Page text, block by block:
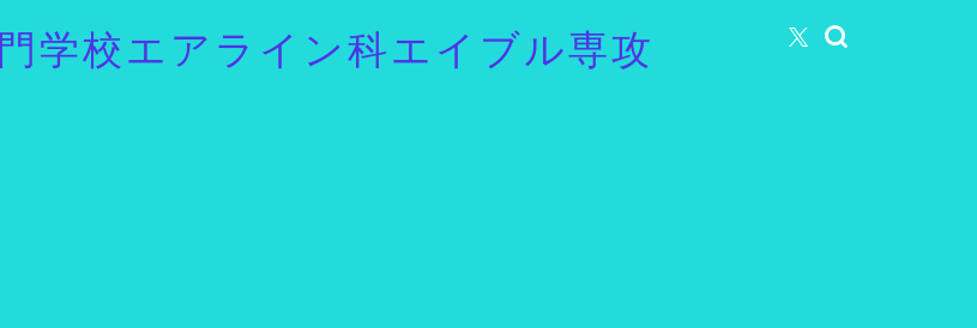
学校エアライン科エイブル専攻